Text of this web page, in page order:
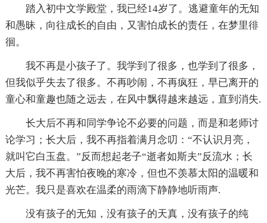
踏入初中文学殿堂，我已经14岁了。逃避童年的无知
和愚昧，向往成长的自由，又害怕成长的责任，在梦里徘
徊。
我不再是小孩子了。我学到了很多，也学到了很多，
但我似乎失去了很多。不再吵闹，不再疯狂，早已离开的
童心和童趣也随之远去，在风中飘得越来越远，直到消失.
长大后不再和同学争论不必要的问题，而是和老师讨
论学习；长大后，我不再指着满月念叨：“不认识月亮，
就叫它白玉盘。”反而想起老子“逝者如斯夫”反流水；长
大后，我不再害怕夜晚的寒冷，但也不羡慕太阳的温暖和
光芒。我只是喜欢在温柔的雨滴下静静地听雨声.
没有孩子的无知，没有孩子的天真，没有孩子的纯